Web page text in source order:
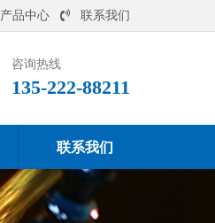
产品中心 联系我们
咨询热线
135-222-88211
联系我们